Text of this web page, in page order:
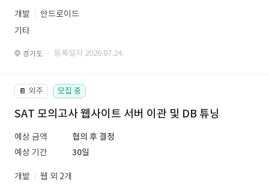
개발
안드로이드
기타
경기도 · 등록일자 2026.07.24.
📔 외주 모집 중
SAT 모의고사 웹사이트 서버 이관 및 DB 튜닝
예상 금액
협의 후 결정
예상 기간
30일
개발
웹 외 2개